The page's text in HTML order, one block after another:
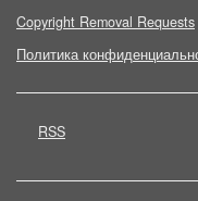
Copyright Removal Requests
Политика
RSS